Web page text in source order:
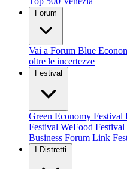
Forum
Vai a Forum Blue
oltre le incertezze
Festival
Green Economy Festival
Festival WeFood Festival
Business Forum Link
I Distretti